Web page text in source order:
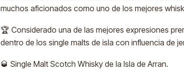
muchos aficionados como uno de los mejores
🏆 Considerado una de las mejores expresiones
dentro de los single malts de isla con influencia de
🥃 Single Malt Scotch Whisky de la Isla de Arran.